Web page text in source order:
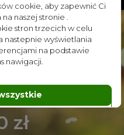
na
ovocie
zł
cookie, aby zapewnić Ci
naszej stronie .
stron trzecich w celu
nastepnie wyświetlania
na podstawie
nawigacji.